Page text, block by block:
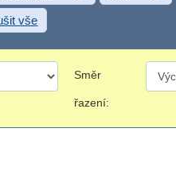
vše
Směr
řazení: